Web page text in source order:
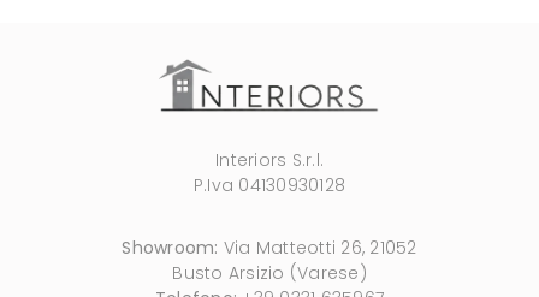
Interiors S.r.l.
P.Iva 04130930128
Showroom: Via Matteotti 26, 21052
Busto Arsizio (Varese)